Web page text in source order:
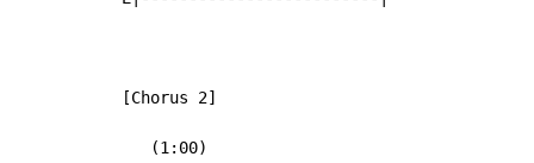
[Chorus 2]
   (1:00)